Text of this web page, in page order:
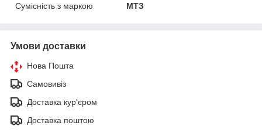
Сумісність з маркою
МТЗ
Умови доставки
Нова Пошта
Самовивіз
Доставка кур'єром
Доставка поштою